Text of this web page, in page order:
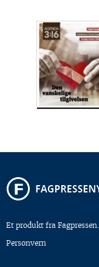
Et produkt fra Fagpressen.
Personvern